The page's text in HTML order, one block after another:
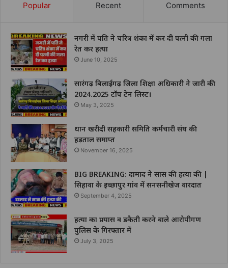
Popular Recent Comments
नगरी में पति ने चरित्र शंका में कर दी पत्नी की गला
रेत कर हत्या
June 10, 2025
सारंगढ़ बिलाईगढ़ जिला शिक्षा अधिकारी ने जारी की
2024.2025 टॉप टेन लिस्ट।
May 3, 2025
धान खरीदी सहकारी समिति कर्मचारी संघ की
हड़ताल समाप्त
November 16, 2025
BIG BREAKING: दामाद ने सास की हत्या की |
सिहावा के इच्छापुर गांव में सनसनीखेज वारदात
September 4, 2025
हत्या का प्रयास व डकैती करने वाले आरोपीगण
पुलिस के गिरफ्तार में
July 3, 2025